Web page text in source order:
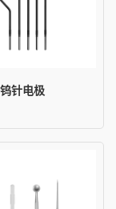
italiano
钨针电极